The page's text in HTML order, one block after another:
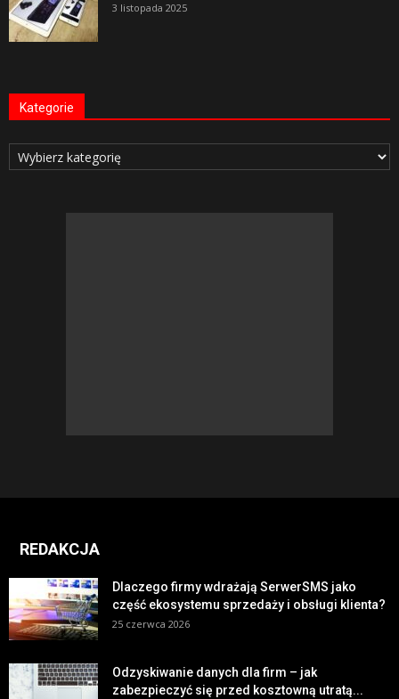
3 listopada 2025
Kategorie
Kategorie
REDAKCJA
Dlaczego firmy wdrażają SerwerSMS jako
część ekosystemu sprzedaży i obsługi klienta?
25 czerwca 2026
Odzyskiwanie danych dla firm – jak
zabezpieczyć się przed kosztowną utratą...